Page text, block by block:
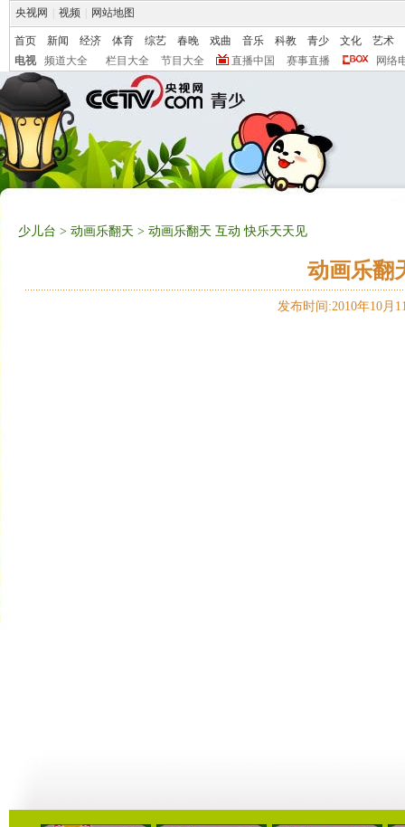
央视网 视频 网站地图
首页 新闻 经济 体育 综艺 春晚 戏曲 音乐 科教 青少 文化
艺术
电视
频道大全 栏目大全 节目大全 直播中国 赛事直播 网络
少儿台 > 动画乐翻天 > 动画乐翻天 互动 快乐天天见
动画乐翻
发布时间:2010年10月
01:03 01:03 01:03